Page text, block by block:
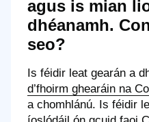
agus is mian
dhéanamh.
seo?
Is féidir leat gearán a
d’fhoirm ghearáin na
a chomhlánú. Is féidir